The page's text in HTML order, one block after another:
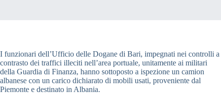
I funzionari dell’Ufficio delle Dogane di Bari, impegnati nei controlli a
contrasto dei traffici illeciti nell’area portuale, unitamente ai militari
della Guardia di Finanza, hanno sottoposto a ispezione un camion
albanese con un carico dichiarato di mobili usati, proveniente dal
Piemonte e destinato in Albania.